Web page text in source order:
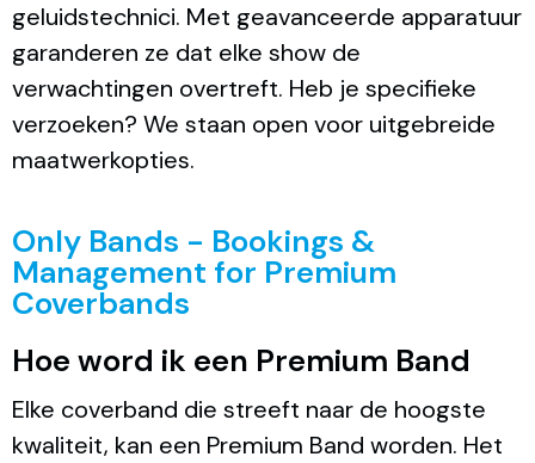
geluidstechnici. Met geavanceerde apparatuur
garanderen ze dat elke show de
verwachtingen overtreft. Heb je specifieke
verzoeken? We staan open voor uitgebreide
maatwerkopties.
Only Bands - Bookings &
Management for Premium
Coverbands
Hoe word ik een Premium Band
Elke coverband die streeft naar de hoogste
kwaliteit, kan een Premium Band worden. Het